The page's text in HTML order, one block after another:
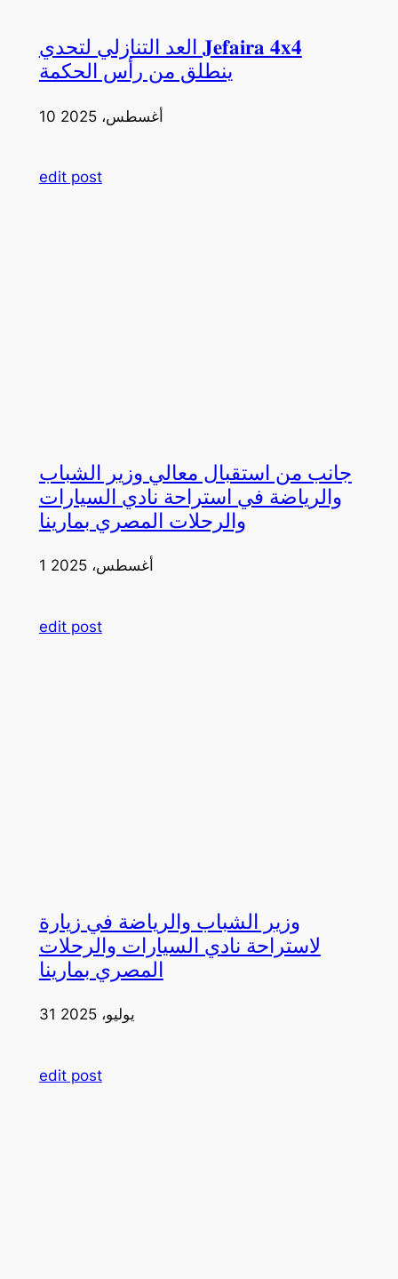
العد التنازلي لتحدي 𝐉𝐞𝐟𝐚𝐢𝐫𝐚 𝟒𝐱𝟒
ينطلق من رأس الحكمة
10 أغسطس، 2025
edit post
جانب من استقبال معالي وزير الشباب
والرياضة في استراحة نادي السيارات
والرحلات المصري بمارينا
1 أغسطس، 2025
edit post
وزير الشباب والرياضة في زيارة
لاستراحة نادي السيارات والرحلات
المصري بمارينا
31 يوليو، 2025
edit post